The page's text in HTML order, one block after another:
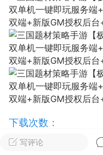
实时动态 直播
Lv.8 极品会员 靓号
黑
电脑端 外挂制作
写评论
下载次数：
你没有权限，需